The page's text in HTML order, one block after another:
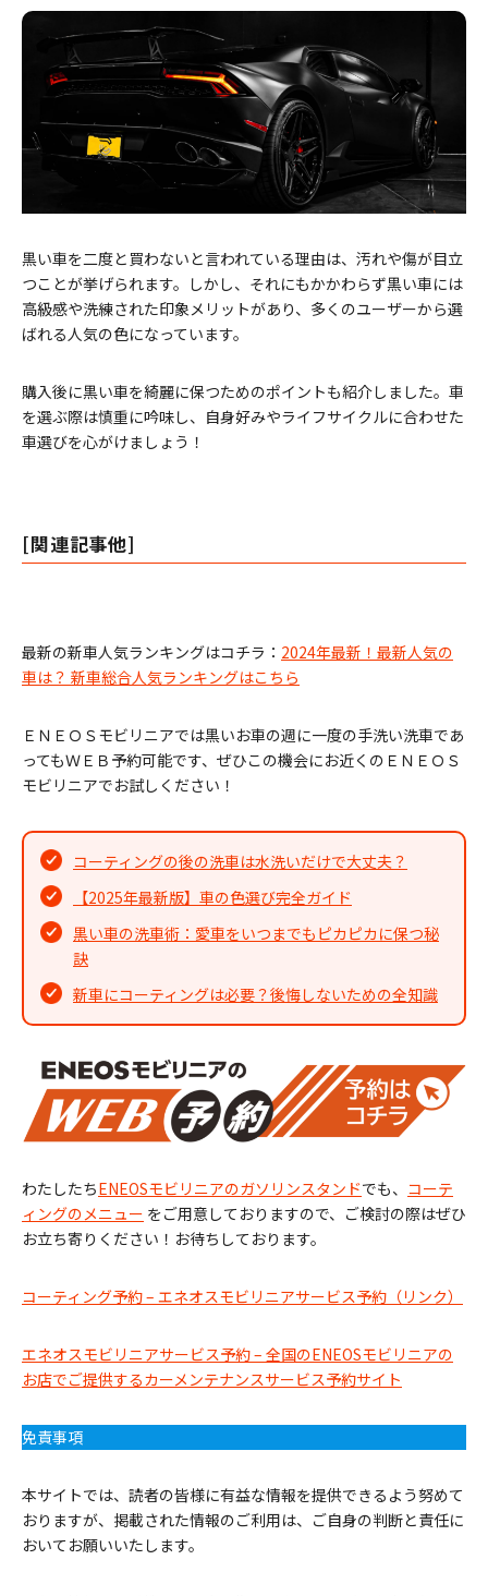
黒い車を二度と買わないと言われている理由は、汚れや傷が目立
つことが挙げられます。しかし、それにもかかわらず黒い車には
高級感や洗練された印象メリットがあり、多くのユーザーから選
ばれる人気の色になっています。
購入後に黒い車を綺麗に保つためのポイントも紹介しました。車
を選ぶ際は慎重に吟味し、自身好みやライフサイクルに合わせた
車選びを心がけましょう！
[関連記事他]
最新の新車人気ランキングはコチラ： 2024年最新！最新人気の
車は？ 新車総合人気ランキングはこちら
ＥＮＥＯＳモビリニアでは黒いお車の週に一度の手洗い洗車であ
ってもＷＥＢ予約可能です、ぜひこの機会にお近くのＥＮＥＯＳ
モビリニアでお試しください！
コーティングの後の洗車は水洗いだけで大丈夫？
【2025年最新版】車の色選び完全ガイド
黒い車の洗車術：愛車をいつまでもピカピカに保つ秘
訣
新車にコーティングは必要？後悔しないための全知識
わたしたちENEOSモビリニアのガソリンスタンドでも、 コーテ
ィングのメニュー をご用意しておりますので、ご検討の際はぜひ
お立ち寄りください！お待ちしております。
コーティング予約 – エネオスモビリニアサービス予約（リンク）
エネオスモビリニアサービス予約 – 全国のENEOSモビリニアの
お店でご提供するカーメンテナンスサービス予約サイト
免責事項
本サイトでは、読者の皆様に有益な情報を提供できるよう努めて
おりますが、掲載された情報のご利用は、ご自身の判断と責任に
おいてお願いいたします。